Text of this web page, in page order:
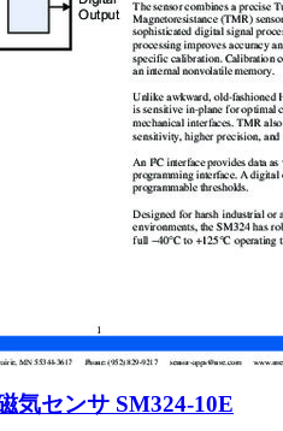
気センサ SM324-10E